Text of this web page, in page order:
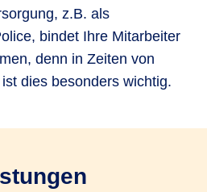
z.B. als
bindet Ihre Mitarbeiter
denn in Zeiten von
dies besonders wichtig.